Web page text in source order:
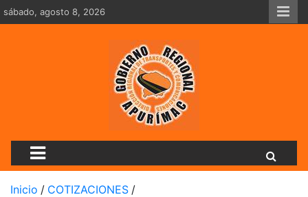
Saltar
al
sábado, agosto 8, 2026
Dirección Regional De
Inicio
COTIZACIONES